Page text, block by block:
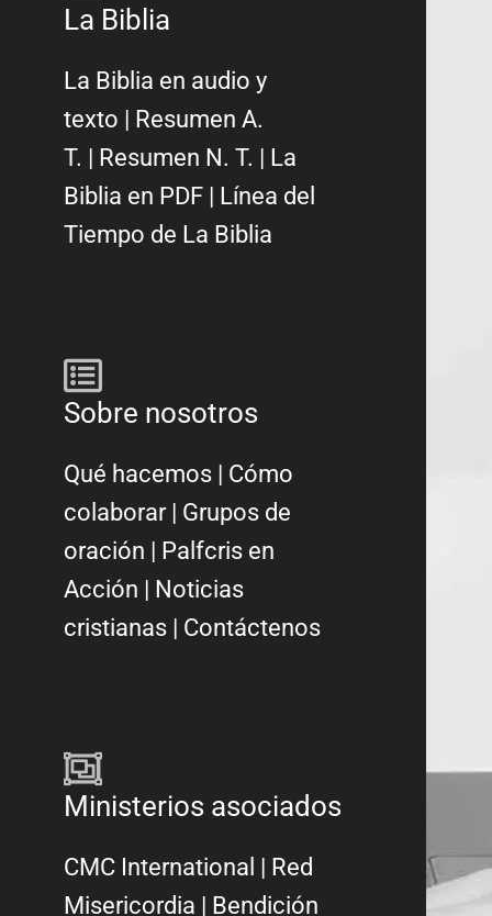
La Biblia
La Biblia en audio y
texto
Resumen A.
T.
Resumen N. T.
La
Biblia en PDF
Línea del
Tiempo de La Biblia
Sobre nosotros
Qué hacemos | Cómo
colaborar| Grupos de
oración | Palfcris en
Acción | Noticias
cristianas | Contáctenos
Ministerios asociados
CMC International | Red
Misericordia | Bendición